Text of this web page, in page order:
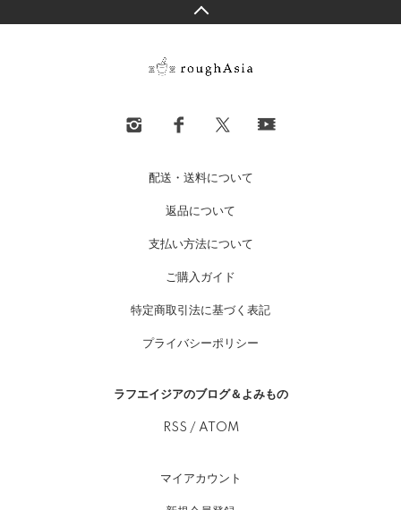
配送・送料について
返品について
支払い方法について
ご購入ガイド
特定商取引法に基づく表記
プライバシーポリシー
ラフエイジアのブログ＆よみもの
RSS / ATOM
マイアカウント